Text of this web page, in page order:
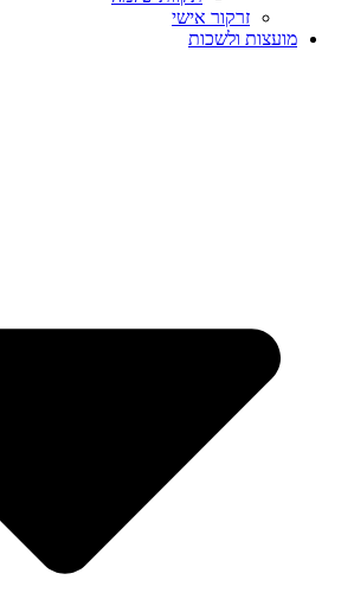
זרקור אישי
מועצות ולשכות